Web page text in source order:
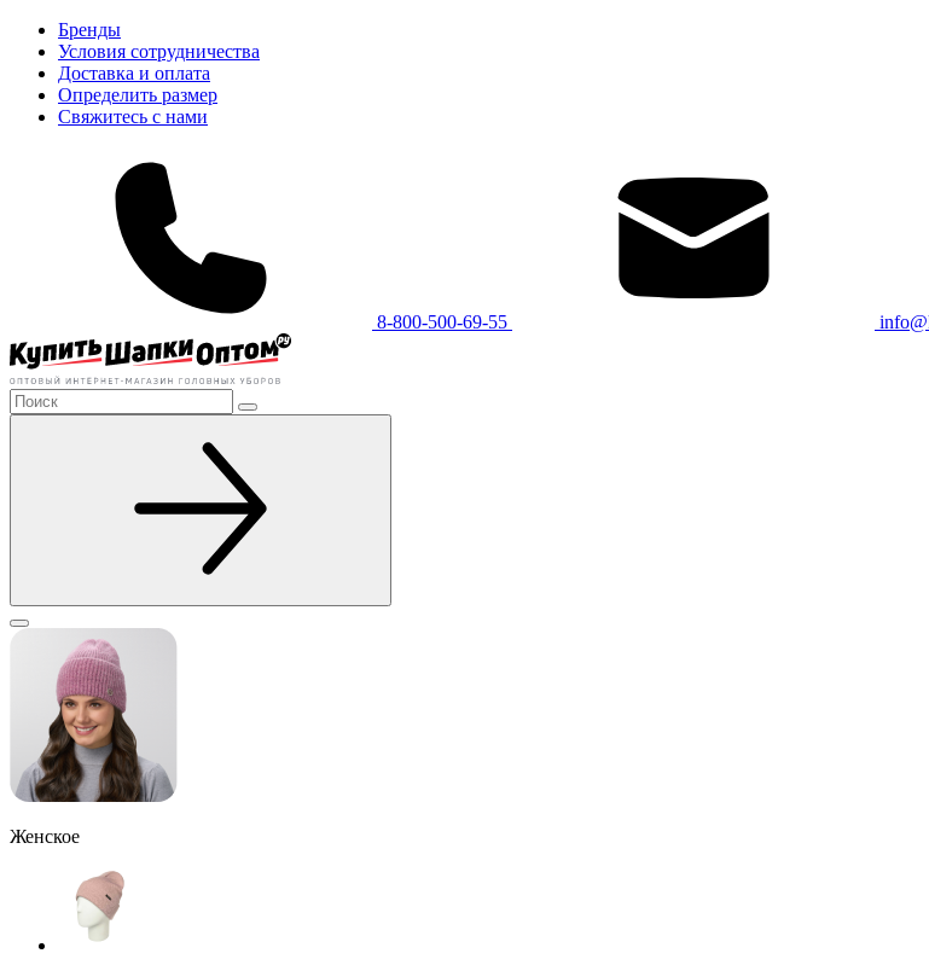
Бренды
Условия сотрудничества
Доставка и оплата
Определить размер
Свяжитесь с нами
8-800-500-69-55
Женское